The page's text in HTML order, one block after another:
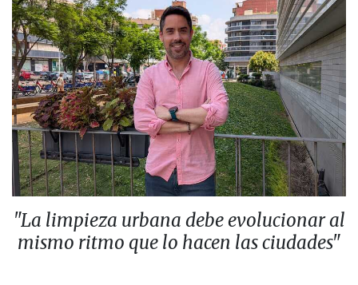
"La limpieza urbana debe evolucionar al
mismo ritmo que lo hacen las ciudades"